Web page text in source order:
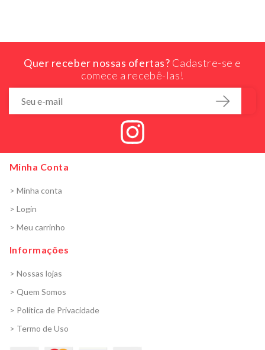
Quer receber nossas ofertas? Cadastre-se e
comece a recebê-las!
Minha Conta
> Minha conta
> Login
> Meu carrinho
Informações
> Nossas lojas
> Quem Somos
> Política de Privacidade
> Termo de Uso